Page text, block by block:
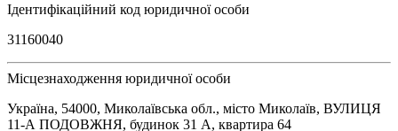
Ідентифікаційний код юридичної особи
31160040
Місцезнаходження юридичної особи
Україна, 54000, Миколаївська обл., місто Миколаїв, ВУЛИЦЯ
11-А ПОДОВЖНЯ, будинок 31 А, квартира 64